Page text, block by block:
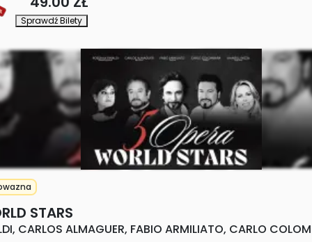
Sprawdź Bilety
STARS
CARLOS ALMAGUER, FABIO ARMILIATO, CARLO